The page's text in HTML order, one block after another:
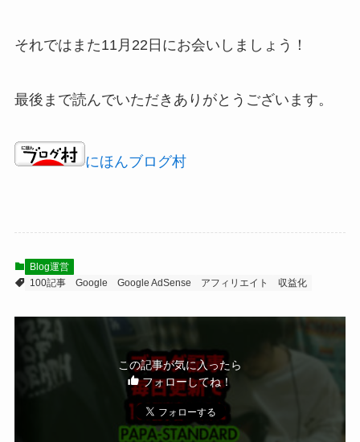
それではまた11月22日にお会いしましょう！
最後まで読んでいただきありがとうございます。
にほんブログ村
Blog運営
100記事
Google Google AdSense アフィリエイト 収益化
この記事が気に入ったら
フォローしてね！